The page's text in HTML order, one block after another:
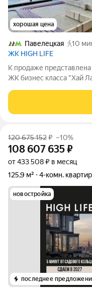
хорошая цена
Павелецкая
10
ЖК HIGH LIFE
К продаже
ЖК бизнес класса "Хай
дизайнерские решения,
улицу. Просторная
120 675 152₽ –10%
108 607 635₽
от 433 508 ₽ в месяц
125,9 м²
4-комн.
новостройка
последнее